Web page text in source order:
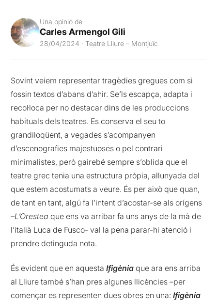
Una opinió de
Carles Armengol Gili
28/04/2024 · Teatre Lliure – Montjuïc
Sovint veiem representar tragèdies gregues com si
fossin textos d’abans d’ahir. Se’ls escapça, adapta i
recol·loca per no destacar dins de les produccions
habituals dels teatres. Es conserva el seu to
grandiloqüent, a vegades s’acompanyen
d’escenografies majestuoses o pel contrari
minimalistes, però gairebé sempre s’oblida que el
teatre grec tenia una estructura pròpia, allunyada del
que estem acostumats a veure. És per això que quan,
de tant en tant, algú fa l’intent d’acostar-se als orígens
–L’Orestea que ens va arribar fa uns anys de la mà de
l’italià Luca de Fusco- val la pena parar-hi atenció i
prendre detinguda nota.
És evident que en aquestaIfigènia que ara ens arriba
al Lliure també s’han pres algunes llicències –per
començar es representen dues obres en una:Ifigènia